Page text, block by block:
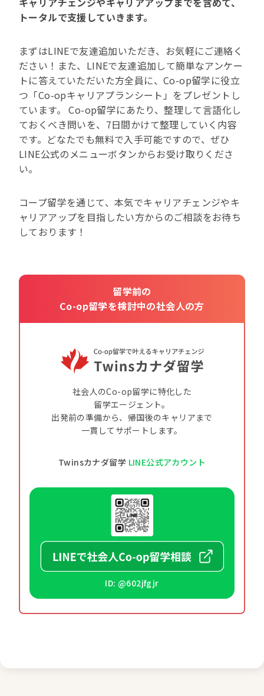
トータルで支援していきます。
まずはLINEで友達追加いただき、お気軽にご連絡く
ださい！また、LINEで友達追加して簡単なアンケー
トに答えていただいた方全員に、Co-op留学に役立
つ「Co-opキャリアプランシート」をプレゼントし
ています。 Co-op留学にあたり、整理して言語化し
ておくべき問いを、7日間かけて整理していく内容
です。どなたでも無料で入手可能ですので、ぜひ
LINE公式のメニューボタンからお受け取りくださ
い。
コープ留学を通じて、本気でキャリアチェンジやキ
ャリアアップを目指したい方からのご相談をお待ち
しております！
留学前の
Co-op留学を検討中の社会人の方
社会人のCo-op留学に特化した
留学エージェント。
出発前の準備から、帰国後のキャリアまで
一貫してサポートします。
Twinsカナダ留学 LINE公式アカウント
ID: @602jfgjr